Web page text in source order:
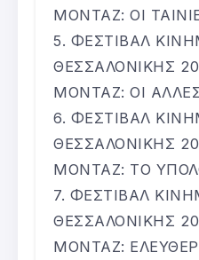
ΜΟΝΤΑΖ: ΟΙ
ΦΕΣΤΙΒΑΛ
ΘΕΣΣΑΛΟΝΙΚΗΣ
ΜΟΝΤΑΖ: ΟΙ
ΦΕΣΤΙΒΑΛ
ΘΕΣΣΑΛΟΝΙΚΗΣ
ΜΟΝΤΑΖ: ΤΟ
ΦΕΣΤΙΒΑΛ
ΘΕΣΣΑΛΟΝΙΚΗΣ
ΜΟΝΤΑΖ: